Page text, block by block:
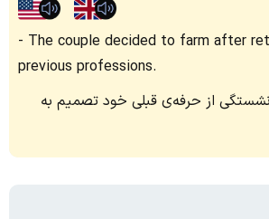
The couple decided to farm after
previous professions.
از حرفه‌ی قبلی خود تصمیم به